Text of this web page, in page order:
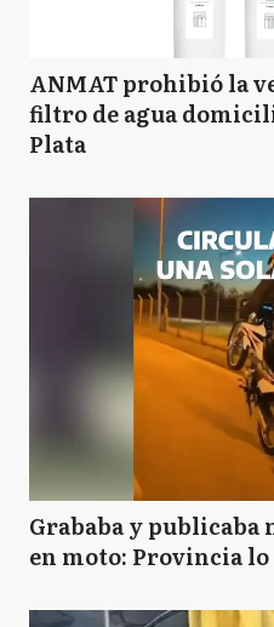
ANMAT prohibió la
filtro de agua
Plata
Grababa y publicaba
en moto: Provincia